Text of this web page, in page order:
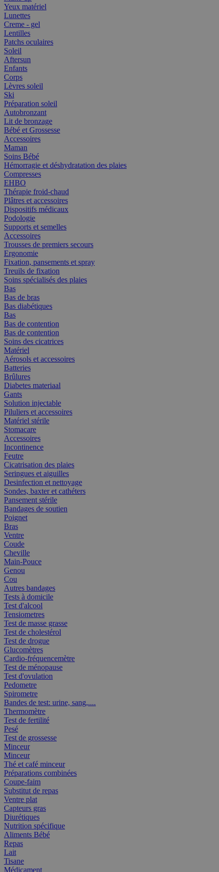
Yeux matériel
Lunettes
Creme - gel
Lentilles
Patchs oculaires
Soleil
Aftersun
Enfants
Corps
Lèvres soleil
Ski
Préparation soleil
Autobronzant
Lit de bronzage
Bébé et Grossesse
Accessoires
Maman
Soins Bébé
Hémorragie et déshydratation des plaies
Compresses
EHBO
Thérapie froid-chaud
Plâtres et accessoires
Dispositifs médicaux
Podologie
Supports et semelles
Accessoires
Trousses de premiers secours
Ergonomie
Fixation, pansements et spray
Treuils de fixation
Soins spécialisés des plaies
Bas
Bas de bras
Bas diabétiques
Bas
Bas de contention
Bas de contention
Soins des cicatrices
Matériel
Aérosols et accessoires
Batteries
Brûlures
Diabetes materiaal
Gants
Solution injectable
Piluliers et accessoires
Matériel stérile
Stomacare
Accessoires
Incontinence
Feutre
Cicatrisation des plaies
Seringues et aiguilles
Desinfection et nettoyage
Sondes, baxter et cathéters
Pansement stérile
Bandages de soutien
Poignet
Bras
Ventre
Coude
Cheville
Main-Pouce
Genou
Cou
Autres bandages
Tests à domicile
Test d'alcool
Tensiometres
Test de masse grasse
Test de cholestérol
Test de drogue
Glucomètres
Cardio-fréquencemètre
Test de ménopause
Test d'ovulation
Pedometre
Spirometre
Bandes de test: urine, sang,....
Thermomètre
Test de fertilité
Pesé
Test de grossesse
Minceur
Minceur
Thé et café minceur
Préparations combinées
Coupe-faim
Substitut de repas
Ventre plat
Capteurs gras
Diurétiques
Nutrition spécifique
Aliments Bébé
Repas
Lait
Tisane
Médicament